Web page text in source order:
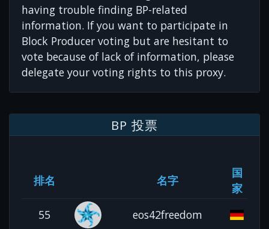
having trouble finding BP-related
information. If you want to participate in
Block Producer voting but are hesitant to
vote because of lack of information, please
delegate your voting rights to this proxy.
BP 投票
排名 名字
国
家
55
eos42freedom